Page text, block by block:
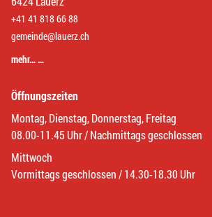
+41 41 818 66 88
gemeinde@lauerz.ch
mehr… …
Öffnungszeiten
Montag, Dienstag, Donnerstag, Freitag
08.00-11.45 Uhr / Nachmittags geschlossen
Mittwoch
Vormittags geschlossen / 14.30-18.30 Uhr